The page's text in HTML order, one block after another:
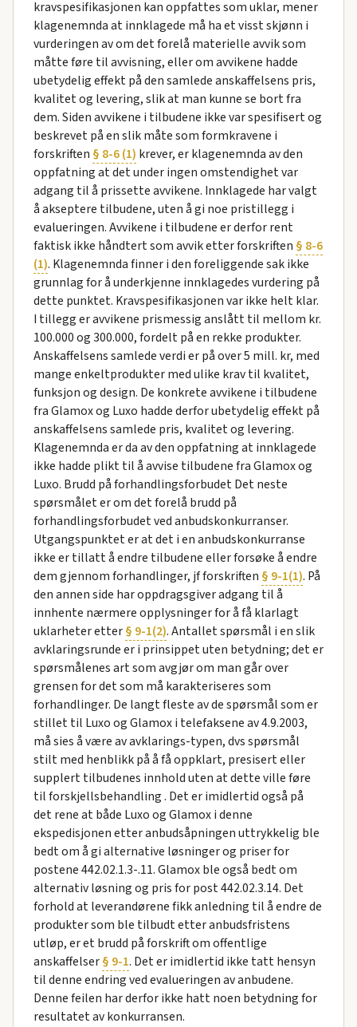
kravspesifikasjonen kan oppfattes som uklar, mener
klagenemnda at innklagede må ha et visst skjønn i
vurderingen av om det forelå materielle avvik som
måtte føre til avvisning, eller om avvikene hadde
ubetydelig effekt på den samlede anskaffelsens pris,
kvalitet og levering, slik at man kunne se bort fra
dem. Siden avvikene i tilbudene ikke var spesifisert og
beskrevet på en slik måte som formkravene i
forskriften § 8-6 (1) krever, er klagenemnda av den
oppfatning at det under ingen omstendighet var
adgang til å prissette avvikene. Innklagede har valgt
å akseptere tilbudene, uten å gi noe pristillegg i
evalueringen. Avvikene i tilbudene er derfor rent
faktisk ikke håndtert som avvik etter forskriften § 8-6
(1). Klagenemnda finner i den foreliggende sak ikke
grunnlag for å underkjenne innklagedes vurdering på
dette punktet. Kravspesifikasjonen var ikke helt klar.
I tillegg er avvikene prismessig anslått til mellom kr.
100.000 og 300.000, fordelt på en rekke produkter.
Anskaffelsens samlede verdi er på over 5 mill. kr, med
mange enkeltprodukter med ulike krav til kvalitet,
funksjon og design. De konkrete avvikene i tilbudene
fra Glamox og Luxo hadde derfor ubetydelig effekt på
anskaffelsens samlede pris, kvalitet og levering.
Klagenemnda er da av den oppfatning at innklagede
ikke hadde plikt til å avvise tilbudene fra Glamox og
Luxo. Brudd på forhandlingsforbudet Det neste
spørsmålet er om det forelå brudd på
forhandlingsforbudet ved anbudskonkurranser.
Utgangspunktet er at det i en anbudskonkurranse
ikke er tillatt å endre tilbudene eller forsøke å endre
dem gjennom forhandlinger, jf forskriften § 9-1(1). På
den annen side har oppdragsgiver adgang til å
innhente nærmere opplysninger for å få klarlagt
uklarheter etter§ 9-1(2). Antallet spørsmål i en slik
avklaringsrunde er i prinsippet uten betydning; det er
spørsmålenes art som avgjør om man går over
grensen for det som må karakteriseres som
forhandlinger. De langt fleste av de spørsmål som er
stillet til Luxo og Glamox i telefaksene av 4.9.2003,
må sies å være av avklarings-typen, dvs spørsmål
stilt med henblikk på å få oppklart, presisert eller
supplert tilbudenes innhold uten at dette ville føre
til forskjellsbehandling . Det er imidlertid også på
det rene at både Luxo og Glamox i denne
ekspedisjonen etter anbudsåpningen uttrykkelig ble
bedt om å gi alternative løsninger og priser for
postene 442.02.1.3-.11. Glamox ble også bedt om
alternativ løsning og pris for post 442.02.3.14. Det
forhold at leverandørene fikk anledning til å endre de
produkter som ble tilbudt etter anbudsfristens
utløp, er et brudd på forskrift om offentlige
anskaffelser§ 9-1. Det er imidlertid ikke tatt hensyn
til denne endring ved evalueringen av anbudene.
Denne feilen har derfor ikke hatt noen betydning for
resultatet av konkurransen.